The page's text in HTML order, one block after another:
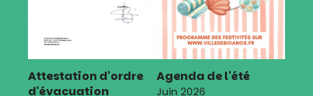
Attestation d'ordre
d'évacuation
Agenda de l'été
Juin 2026